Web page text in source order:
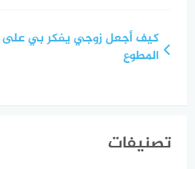
كيف أجعل زوجي يفكر بي على
المطوع
تصنيفات